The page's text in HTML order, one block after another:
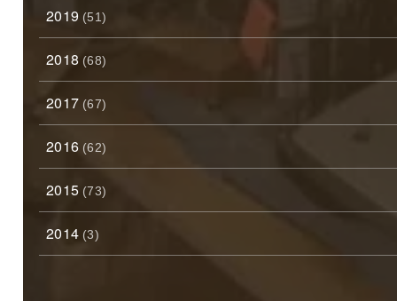
2019 (51)
2018 (68)
2017 (67)
2016 (62)
2015 (73)
2014 (3)